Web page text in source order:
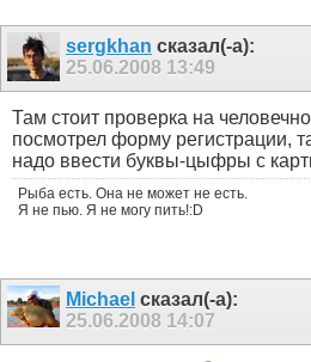
sergkhan сказал(-а):
25.06.2008 13:49
Там стоит проверка на
посмотрел форму регистрации,
надо ввести буквы-цыфры с
Рыба есть. Она не может не есть.
Я не пью. Я не могу пить!:D
Michael сказал(-а):
25.06.2008 14:07